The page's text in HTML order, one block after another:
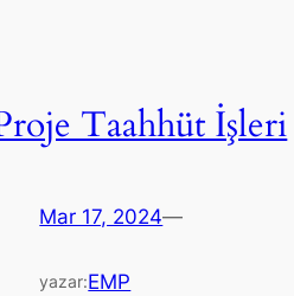
Taahhüt İşleri
Mar 17, 2024—
yazar:EMP